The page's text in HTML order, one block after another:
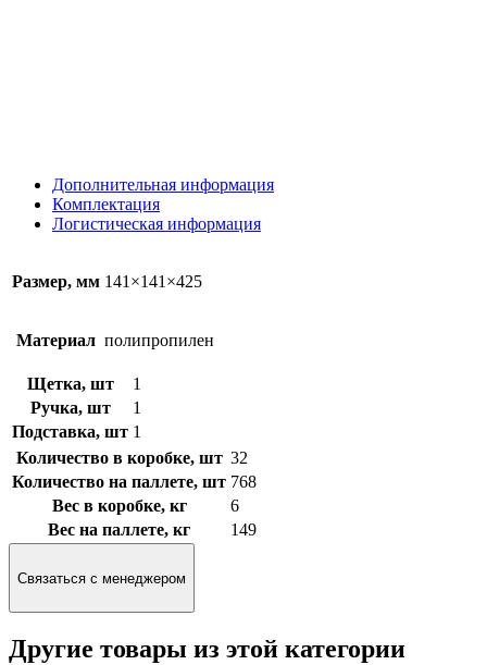
Дополнительная информация
Комплектация
Логистическая информация
Размер, мм 141×141×425
Материал полипропилен
Щетка, шт
1
Ручка, шт
1
Подставка, шт 1
Количество в коробке, шт 32
Количество на паллете, шт 768
Вес в коробке, кг
6
Вес на паллете, кг
149
Связаться с менеджером
Другие товары из этой категории